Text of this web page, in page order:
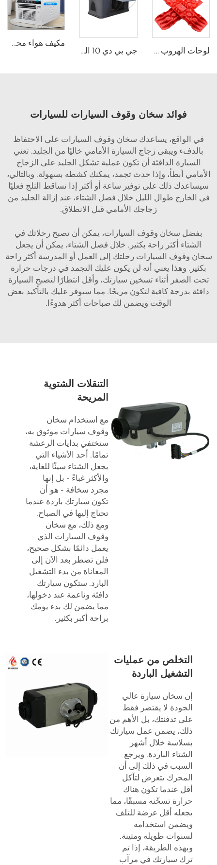
لوحات الهروب عبر البلاد مجموعة استرداد الجر لوحات استرداد الجر مسارات السيارات للسيارات جيب خارج الطريق جي بي دي 10 الخيمة الخارجيّة قابلة للطيّ خيمة صلبة الصدّقة سقف أعلى خيمة سيارات سيارات ذات سيارات ذات طراز سيارات خارج الطريق
مكيف هواء محمول بتصميم عصري يعمل بتيار 220 فولت، مناسب للتخييم ورحلات الطرق الطويلة واستخدام الشاحنات أثناء الوقوف، للاستخدام المتنقل
فوائد سخان وقوف السيارات للسيارات
في الواقع، يساعدك سخان وقوف السيارات على الاحتفاظ
بالدفء ويبقى زجاج السيارة الأمامي خاليًا من الجليد. تعني
السيارة الدافئة أن تكون عملية تشكل الجليد على الزجاج
الأمامي أبطأ، وإذا حدث تجمد، يمكنك كشطه بسهولة. وبالتالي،
سيساعدك ذلك على توفير ساعة أو أكثر إذا تساقط الثلج فعليًا
في الخارج طوال الليل خلال فصل الشتاء، عند إزالة الجليد من
زجاجك الأمامي قبل الانطلاق.
بفضل سخان وقوف السيارات، يمكن أن تصبح رحلاتك في
الشتاء أكثر راحة بكثير. خلال فصل الشتاء، يمكن أن يجعل
سخان وقوف السيارات رحلتك إلى العمل أو المدرسة أكثر راحة
بكثير. وهذا يعني أنه لن يكون عليك التجمد في درجات حرارة
تحت الصفر أثناء تسخين سيارتك، وأقل انتظارًا لتصبح السيارة
دافئة بدرجة كافية لتكون مريحًا. مما سيوفر عليك بالتأكيد بعض
الوقت ويضمن لك صباحات أكثر هدوءًا.
التنقلات الشتوية
المريحة
مع استخدام سخان
وقوف سيارات موثوق به،
ستختفي بدايات الرعشة
تمامًا. أحد الأشياء التي
يجعل الشتاء سيئًا للغاية،
والأكثر غباءً - بل إنها
مجرد سخافة - هو أن
تكون سيارتك باردة عندما
تحتاج إليها في الصباح.
ومع ذلك، مع سخان
وقوف السيارات الذي
يعمل دائمًا بشكل صحيح،
فلن تضطر بعد الآن إلى
المعاناة من بدء التشغيل
البارد. ستكون سيارتك
دافئة وناعمة عند دخولها،
مما يضمن لك بدء يومك
براحة أكبر بكثير.
التخلص من عمليات
التشغيل الباردة
إن سخان سيارة عالي
الجودة لا يقتصر فقط
على تدفئتك، بل الأهم من
ذلك، يضمن عمل سيارتك
بسلاسة خلال أشهر
الشتاء الباردة. ويرجع
السبب في ذلك إلى أن
المحرك يتعرض لتآكل
أقل عندما تكون هناك
حرارة تسخّنه مسبقًا، مما
يجعله أقل عرضة للتلف
ويضمن استخدامه
لسنوات طويلة ومتينة.
وبهذه الطريقة، إذا تم
ترك سيارتك في مرآب